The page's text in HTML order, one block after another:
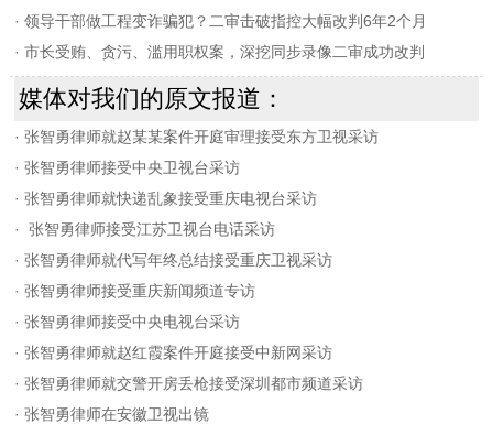
· 领导干部做工程变诈骗犯？二审击破指控大幅改判6年2个月
· 市长受贿、贪污、滥用职权案，深挖同步录像二审成功改判
媒体对我们的原文报道：
· 张智勇律师就赵某某案件开庭审理接受东方卫视采访
· 张智勇律师接受中央卫视台采访
· 张智勇律师就快递乱象接受重庆电视台采访
·
张智勇律师接受江苏卫视台电话采访
· 张智勇律师就代写年终总结接受重庆卫视采访
· 张智勇律师接受重庆新闻频道专访
· 张智勇律师接受中央电视台采访
· 张智勇律师就赵红霞案件开庭接受中新网采访
· 张智勇律师就交警开房丢枪接受深圳都市频道采访
· 张智勇律师在安徽卫视出镜